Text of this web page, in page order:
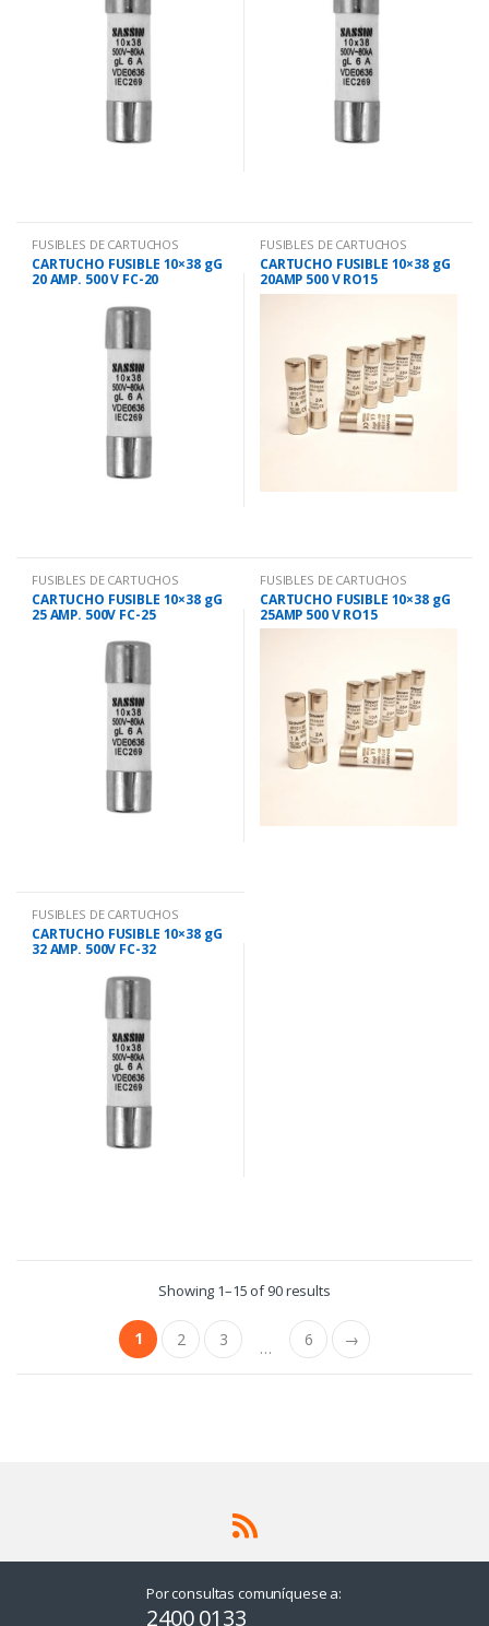
FUSIBLES DE CARTUCHOS
CARTUCHO FUSIBLE 10×38 gG
20 AMP. 500 V FC-20
FUSIBLES DE CARTUCHOS
CARTUCHO FUSIBLE 10×38 gG
20AMP 500 V RO15
FUSIBLES DE CARTUCHOS
CARTUCHO FUSIBLE 10×38 gG
25 AMP. 500V FC-25
FUSIBLES DE CARTUCHOS
CARTUCHO FUSIBLE 10×38 gG
25AMP 500 V RO15
FUSIBLES DE CARTUCHOS
CARTUCHO FUSIBLE 10×38 gG
32 AMP. 500V FC-32
Showing 1–15 of 90 results
1 2 3 … 6 →
Por consultas comuníquese a:
2400 0133